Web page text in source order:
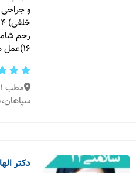
رحم
۱۶)عمل های زیبایی زنان ش
دکتر